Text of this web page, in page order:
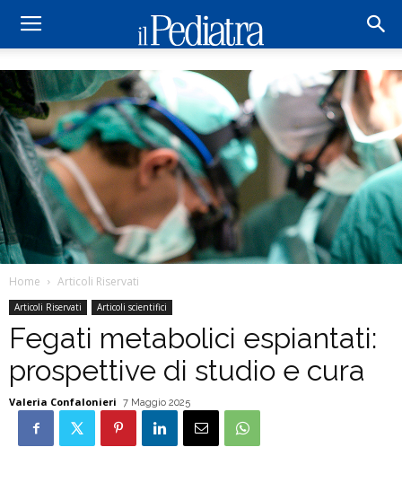
Home Articoli Riservati
Articoli Riservati Articoli scientifici
Fegati metabolici espiantati:
prospettive di studio e cura
Valeria Confalonieri 7 Maggio 2025